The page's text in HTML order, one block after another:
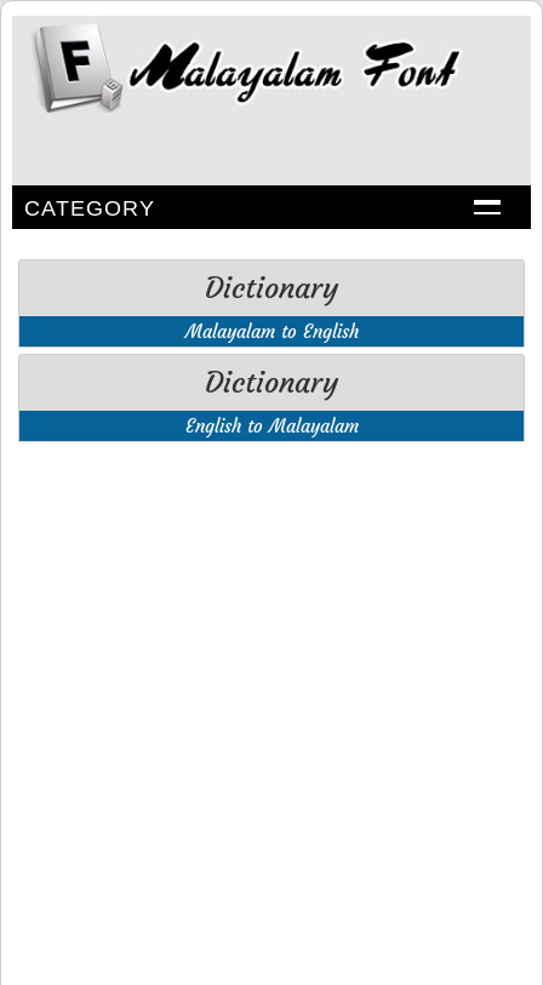
CATEGORY
Dictionary
Malayalam to English
Dictionary
English to Malayalam